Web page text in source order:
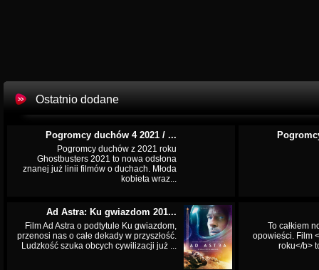
Ostatnio dodane
Pogromcy duchów 4 2021 / ...
Pogromcy duchów z 2021 roku
Ghostbusters 2021 to nowa odsłona
znanej już linii filmów o duchach. Młoda
kobieta wraz...
Ad Astra: Ku gwiazdom 201...
Film Ad Astra o podtytule Ku gwiazdom,
przenosi nas o całe dekady w przyszłość.
Ludzkość szuka obcych cywilizacji już ...
To całkiem
opowieści. Film
roku</b>